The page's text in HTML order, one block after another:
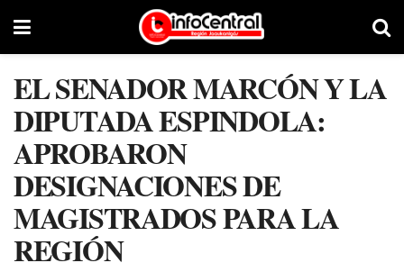
EL SENADOR MARCÓN Y LA
DIPUTADA ESPINDOLA:
APROBARON
DESIGNACIONES DE
MAGISTRADOS PARA LA
REGIÓN